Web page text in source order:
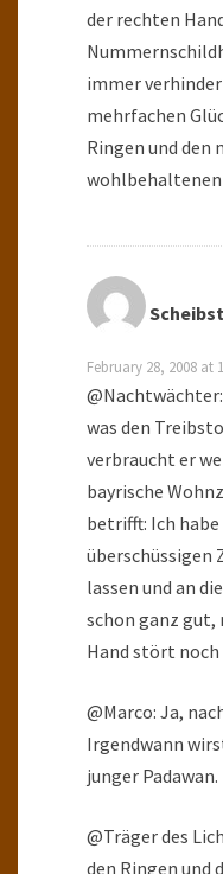
der rechten
immer
mehrfachen
Ringen und den
wohlbehaltenen
February 28, 2008 at
was den
verbraucht er
bayrische
betrifft: Ich
überschüssigen
lassen und an
schon ganz gut,
Hand stört noch
@Marco: Ja,
Irgendwann
junger Padawan.
@Träger des
den Ringen und